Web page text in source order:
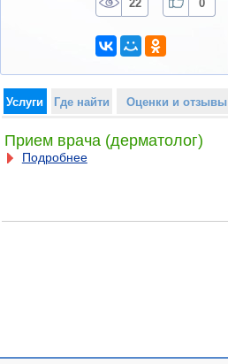
22 0
Услуги Где найти Оценки и отзывы
Прием врача (дерматолог)
Подробнее